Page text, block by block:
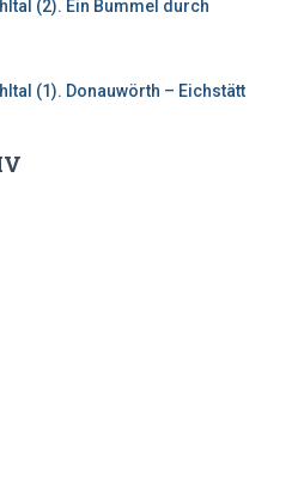
(2). Ein Bummel durch
(1). Donauwörth – Eichstätt